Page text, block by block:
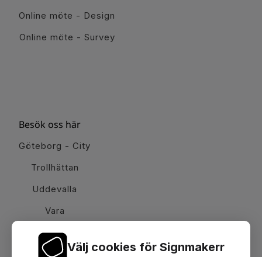
Online möte - Design
Online möte - Survey
Besök oss här
Göteborg - City
Trollhättan
Uddevalla
Vara
Välj cookies för Signmakerr